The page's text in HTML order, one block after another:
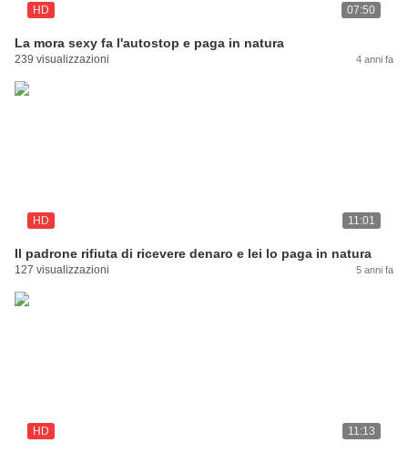
HD 07:50
La mora sexy fa l'autostop e paga in natura
239 visualizzazioni 4 anni fa
HD 11:01
Il padrone rifiuta di ricevere denaro e lei lo paga in natura
127 visualizzazioni 5 anni fa
HD 11:13